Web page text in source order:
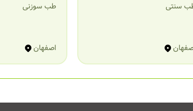
سنتی طب سوزنی
اصفهان